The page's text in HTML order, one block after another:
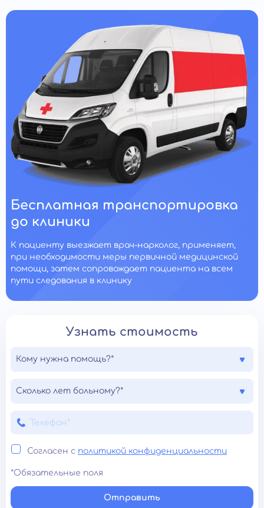
Бесплатная транспортировка
до клиники
К пациенту выезжает врач-нарколог, применяет,
при необходимости меры первичной медицинской
помощи, затем сопровождает пациента на всем
пути следования в клинику
Узнать стоимость
Кому нужна помощь?*
Сколько лет больному?*
Согласен с политикой конфиденциальности
*Обязательные поля
Отправить